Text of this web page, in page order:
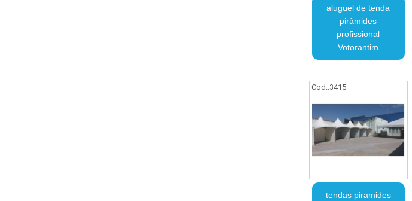
aluguel de tenda
pirâmides
profissional
Votorantim
Cod.:3415
tendas piramides